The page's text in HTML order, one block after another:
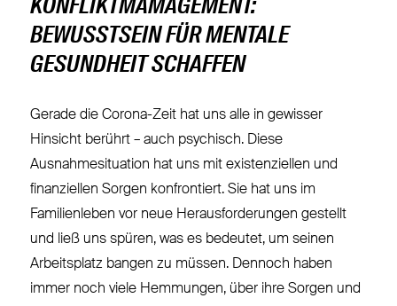
KONFLIKTMAMAGEMENT:
BEWUSSTSEIN FÜR MENTALE
GESUNDHEIT SCHAFFEN
Gerade die Corona-Zeit hat uns alle in gewisser
Hinsicht berührt – auch psychisch. Diese
Ausnahmesituation hat uns mit existenziellen und
finanziellen Sorgen konfrontiert. Sie hat uns im
Familienleben vor neue Herausforderungen gestellt
und ließ uns spüren, was es bedeutet, um seinen
Arbeitsplatz bangen zu müssen. Dennoch haben
immer noch viele Hemmungen, über ihre Sorgen und